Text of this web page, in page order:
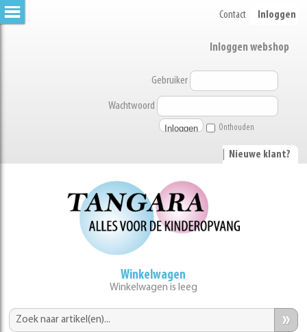
Contact Inloggen
Inloggen webshop
Gebruiker
Wachtwoord
Onthouden
Nieuwe klant?
Winkelwagen
Winkelwagen is leeg
»